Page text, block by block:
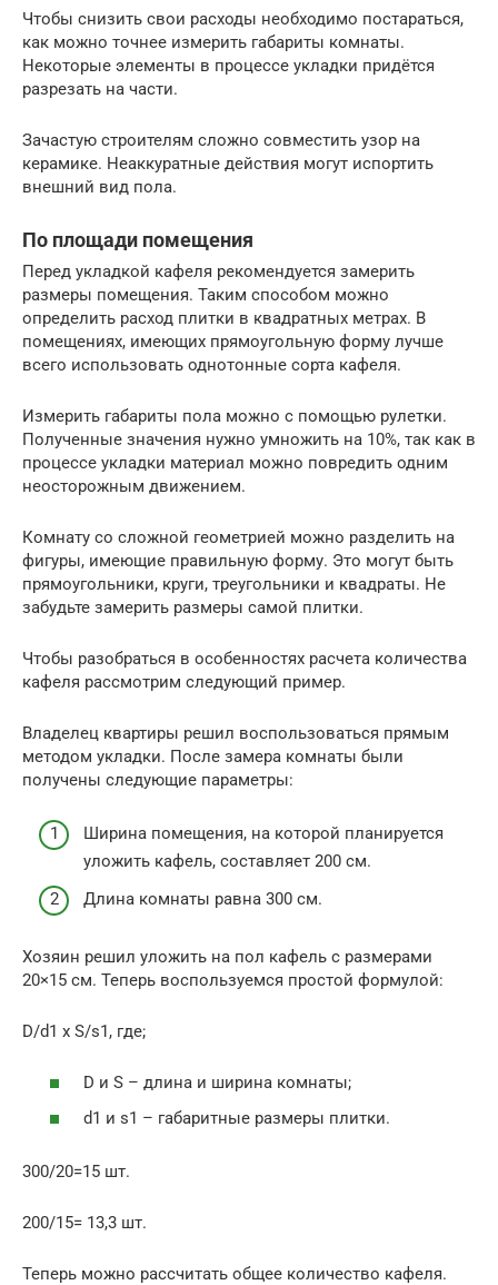
Чтобы снизить свои расходы необходимо постараться,
как можно точнее измерить габариты комнаты.
Некоторые элементы в процессе укладки придётся
разрезать на части.
Зачастую строителям сложно совместить узор на
керамике. Неаккуратные действия могут испортить
внешний вид пола.
По площади помещения
Перед укладкой кафеля рекомендуется замерить
размеры помещения. Таким способом можно
определить расход плитки в квадратных метрах. В
помещениях, имеющих прямоугольную форму лучше
всего использовать однотонные сорта кафеля.
Измерить габариты пола можно с помощью рулетки.
Полученные значения нужно умножить на 10%, так как в
процессе укладки материал можно повредить одним
неосторожным движением.
Комнату со сложной геометрией можно разделить на
фигуры, имеющие правильную форму. Это могут быть
прямоугольники, круги, треугольники и квадраты. Не
забудьте замерить размеры самой плитки.
Чтобы разобраться в особенностях расчета количества
кафеля рассмотрим следующий пример.
Владелец квартиры решил воспользоваться прямым
методом укладки. После замера комнаты были
получены следующие параметры:
Ширина помещения, на которой планируется
уложить кафель, составляет 200 см.
Длина комнаты равна 300 см.
Хозяин решил уложить на пол кафель с размерами
20×15 см. Теперь воспользуемся простой формулой:
D/d1 х S/s1, где;
D и S – длина и ширина комнаты;
d1 и s1 – габаритные размеры плитки.
300/20=15 шт.
200/15= 13,3 шт.
Теперь можно рассчитать общее количество кафеля.